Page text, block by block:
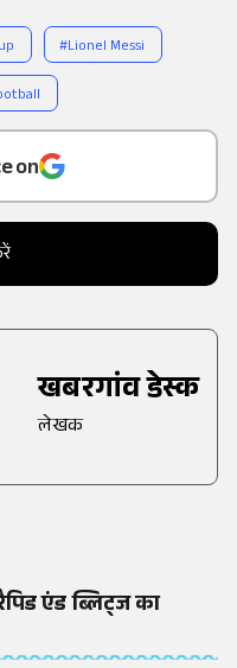
a
on
खबरगांव डेस्क
लेखक
एंड ब्लिट्ज का
#Lionel Messi